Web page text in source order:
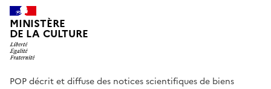
MINISTÈRE
DE LA CULTURE
POP décrit et diffuse des notices scientifiques de biens